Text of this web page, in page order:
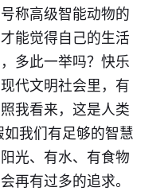
称高级智能动物的
能觉得自己的生活
多此一举吗？快乐
代文明社会里，有
我看来，这是人类
我们有足够的智慧
光、有水、有食物
再有过多的追求。